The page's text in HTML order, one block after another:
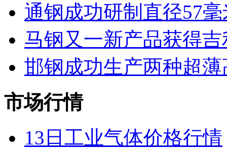
通钢成功研制直径57
马钢又一新产品获得
邯钢成功生产两种超
市场行情
13日工业气体价格行情